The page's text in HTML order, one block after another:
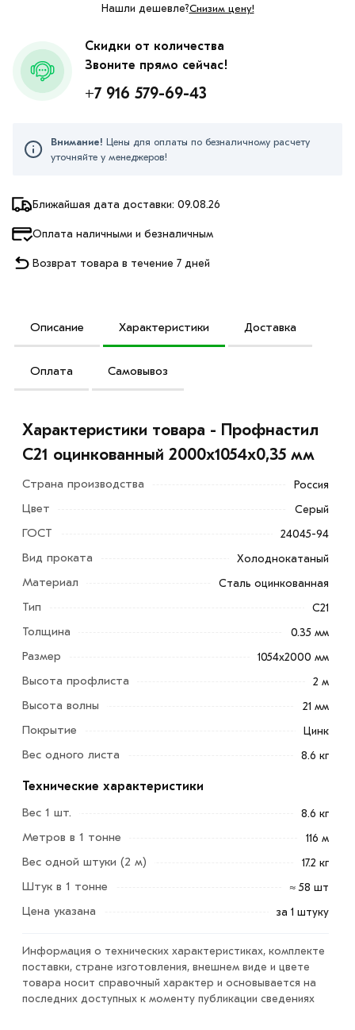
Ближайшая дата доставки: 09.08.26
Оплата наличными и безналичным
Возврат товара в течение 7 дней
Нашли дешевле?Снизим цену!
Скидки от количества
Звоните прямо сейчас!
+7 916 579-69-43
Внимание! Цены для оплаты по безналичному расчету
уточняйте у менеджеров!
Описание Характеристики Доставка
Оплата Самовывоз
Профнастил С21 оцинкованный 2000х1054х0,35 мм
представляет собой стальной профил с рельефной
поверхностью и покрытый стойкими к выгоранию
полимерными красками.
Материал предназначен для возведения
цельнолистовых ограждений, гарантирующих
привлекательным внешним видом.
«Добавить в корзину»или нажмите на кнопку
«Быстрый заказ»
. Также можете купить позвонив по
контактам указанным на сайте.
Условия доставки и цены на товар Профнастил С21
оцинкованный 2000х1054х0,35 мм из категории
Профнастил оцинкованный
профессиональные менеджеры обработают заказ и
свяжутся с Вами для согласования условий доставки
или самовывоза.
Характеристики товара - Профнастил
С21 оцинкованный 2000х1054х0,35 мм
Страна производства Россия
Цвет Серый
ГОСТ 24045-94
Вид проката Холоднокатаный
Материал Сталь оцинкованная
Тип С21
Толщина 0.35 мм
Размер 1054x2000 мм
Высота профлиста 2 м
Высота волны 21 мм
Покрытие Цинк
Вес одного листа 8.6 кг
Технические характеристики
Вес 1 шт.
8.6 кг
Метров в 1 тонне 116 м
Вес одной штуки (2 м) 17.2 кг
Штук в 1 тонне ≈ 58 шт
Цена указана за 1 штуку
Информация о технических характеристиках, комплекте
поставки, стране изготовления, внешнем виде и цвете
товара носит справочный характер и основывается на
последних доступных к моменту публикации сведениях